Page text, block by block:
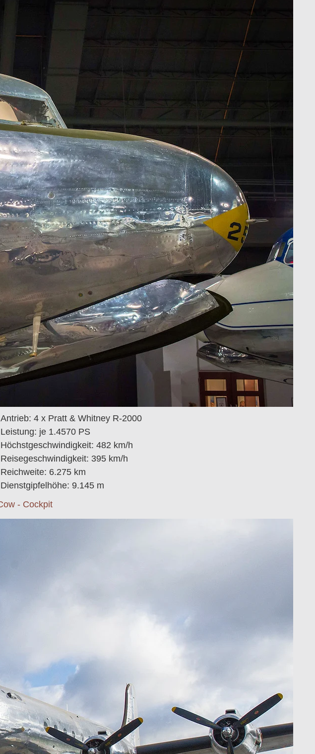
Antrieb: 4 x Pratt & Whitney R-2000
Leistung: je 1.4570 PS
Höchstgeschwindigkeit: 482 km/h
Reisegeschwindigkeit: 395 km/h
Reichweite: 6.275 km
Dienstgipfelhöhe: 9.145 m